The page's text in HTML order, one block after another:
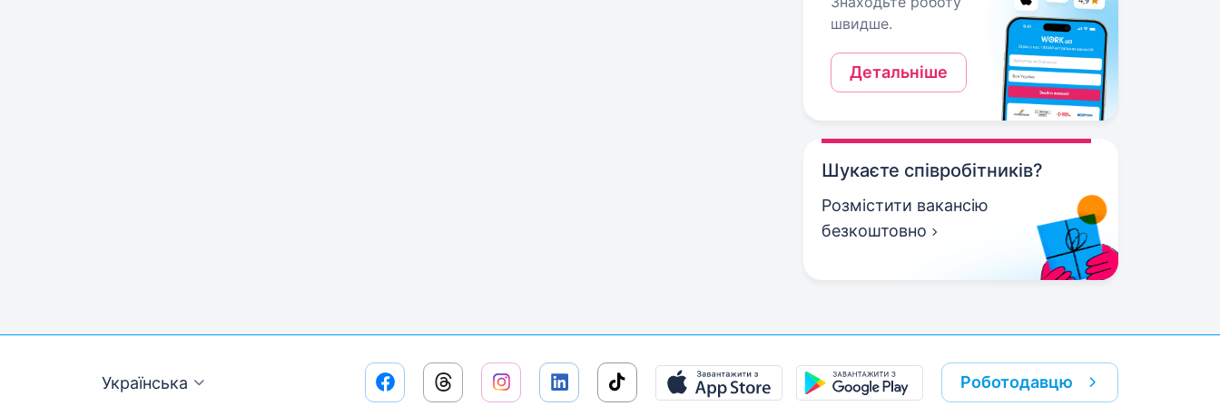
швидше.
Детальніше
Шукаєте співробітників?
Розмістити вакансію
безкоштовно
Українська Роботодавцю